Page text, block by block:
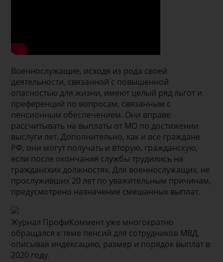
Военнослужащие, исходя из рода своей
деятельности, связанной с повышенной
опасностью для жизни, имеют целый ряд льгот и
преференций по вопросам, связанным с
пенсионным обеспечением. Они вправе
рассчитывать на выплаты от МО по достижении
выслуги лет. Дополнительно, как и все граждане
РФ, они могут получать и вторую, гражданскую,
если после окончания службы трудились на
гражданских должностях. Для военнослужащих, не
прослуживших 20 лет по уважительным причинам,
предусмотрено назначение смешанных выплат.
Журнал ПрофиКоммент уже многократно
обращался к теме пенсий для сотрудников МВД,
описывая индексацию, размер и порядок выплат в
2020 году.